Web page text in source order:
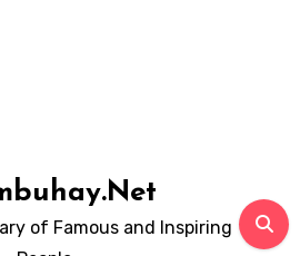
of Famous and Inspiring